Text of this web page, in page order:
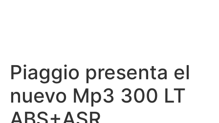
Piaggio presenta el
nuevo Mp3 300 LT